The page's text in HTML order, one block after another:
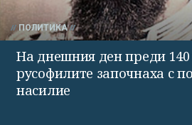
ПОЛИТИКА
На днешния ден преди
русофилите започнаха с
насилие